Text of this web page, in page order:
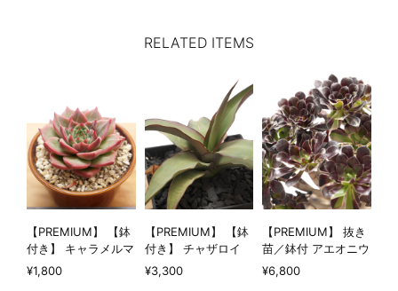
RELATED ITEMS
【PREMIUM】 【鉢
付き】 キャラメルマ
キアート 見本株
Echeveria 'Caramel
¥1,800
【PREMIUM】 【鉢
付き】 チャザロイ
長期LED育成株
Agave chazaroi
¥3,300
【PREMIUM】 抜き
苗／鉢付 アエオニウ
ム 水墨画 超大群生
Aeonium 'Ink
¥6,800